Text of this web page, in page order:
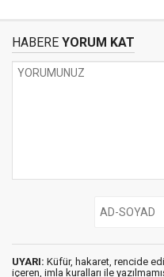
HABERE YORUM KAT
UYARI: Küfür, hakaret, rencide
içeren, imla kuralları ile